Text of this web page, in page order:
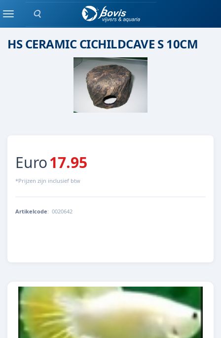
Zoeken
MenuKeramiek/ kunststof
HS CERAMIC CICHILDCAVE S 10CM
Euro17.95
*Prijzen zijn inclusief btw
Artikelcode: 0020642